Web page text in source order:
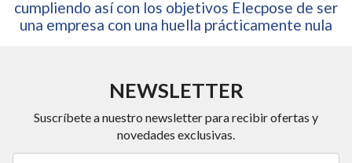
cumpliendo así con los objetivos Elecpose de ser
una empresa con una huella prácticamente nula
NEWSLETTER
Suscríbete a nuestro newsletter para recibir ofertas y
novedades exclusivas.